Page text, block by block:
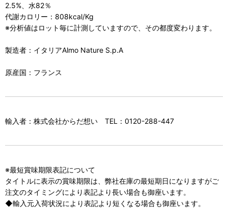
2.5%、水82％
代謝カロリー：808kcal/Kg
※分析値はロット毎に計測していますので、その都度変わります。
製造者：イタリアAlmo Nature S.p.A
原産国：フランス
輸入者：株式会社からだ想い TEL：0120-288-447
※最短賞味期限表記について
タイトルに表示の賞味期限は、弊社在庫の最短期日になりますがご
注文のタイミングにより表記より長い場合も御座います。
◆輸入元入荷状況により表記より短くなる場合も御座います。